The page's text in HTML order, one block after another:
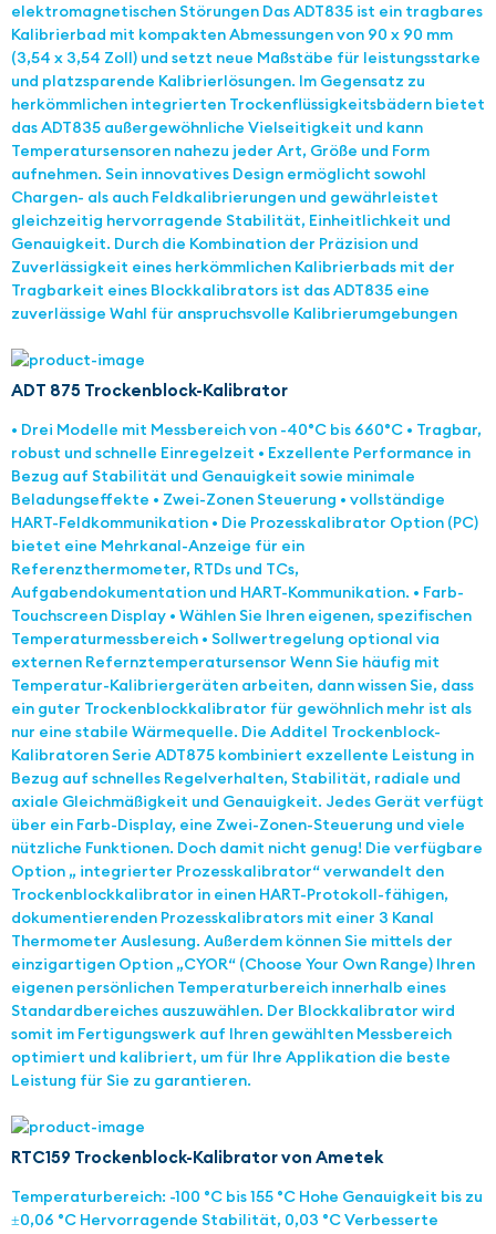
elektromagnetischen Störungen Das ADT835 ist ein tragbares
Kalibrierbad mit kompakten Abmessungen von 90 x 90 mm
(3,54 x 3,54 Zoll) und setzt neue Maßstäbe für leistungsstarke
und platzsparende Kalibrierlösungen. Im Gegensatz zu
herkömmlichen integrierten Trockenflüssigkeitsbädern bietet
das ADT835 außergewöhnliche Vielseitigkeit und kann
Temperatursensoren nahezu jeder Art, Größe und Form
aufnehmen. Sein innovatives Design ermöglicht sowohl
Chargen- als auch Feldkalibrierungen und gewährleistet
gleichzeitig hervorragende Stabilität, Einheitlichkeit und
Genauigkeit. Durch die Kombination der Präzision und
Zuverlässigkeit eines herkömmlichen Kalibrierbads mit der
Tragbarkeit eines Blockkalibrators ist das ADT835 eine
zuverlässige Wahl für anspruchsvolle Kalibrierumgebungen
ADT 875 Trockenblock-Kalibrator
• Drei Modelle mit Messbereich von -40°C bis 660°C • Tragbar,
robust und schnelle Einregelzeit • Exzellente Performance in
Bezug auf Stabilität und Genauigkeit sowie minimale
Beladungseffekte • Zwei-Zonen Steuerung • vollständige
HART-Feldkommunikation • Die Prozesskalibrator Option (PC)
bietet eine Mehrkanal-Anzeige für ein
Referenzthermometer, RTDs und TCs,
Aufgabendokumentation und HART-Kommunikation. • Farb-
Touchscreen Display • Wählen Sie Ihren eigenen, spezifischen
Temperaturmessbereich • Sollwertregelung optional via
externen Refernztemperatursensor Wenn Sie häufig mit
Temperatur-Kalibriergeräten arbeiten, dann wissen Sie, dass
ein guter Trockenblockkalibrator für gewöhnlich mehr ist als
nur eine stabile Wärmequelle. Die Additel Trockenblock-
Kalibratoren Serie ADT875 kombiniert exzellente Leistung in
Bezug auf schnelles Regelverhalten, Stabilität, radiale und
axiale Gleichmäßigkeit und Genauigkeit. Jedes Gerät verfügt
über ein Farb-Display, eine Zwei-Zonen-Steuerung und viele
nützliche Funktionen. Doch damit nicht genug! Die verfügbare
Option „ integrierter Prozesskalibrator“ verwandelt den
Trockenblockkalibrator in einen HART-Protokoll-fähigen,
dokumentierenden Prozesskalibrators mit einer 3 Kanal
Thermometer Auslesung. Außerdem können Sie mittels der
einzigartigen Option „CYOR“ (Choose Your Own Range) Ihren
eigenen persönlichen Temperaturbereich innerhalb eines
Standardbereiches auszuwählen. Der Blockkalibrator wird
somit im Fertigungswerk auf Ihren gewählten Messbereich
optimiert und kalibriert, um für Ihre Applikation die beste
Leistung für Sie zu garantieren.
RTC159 Trockenblock-Kalibrator von Ametek
Temperaturbereich: -100 °C bis 155 °C Hohe Genauigkeit bis zu
±0,06 °C Hervorragende Stabilität, 0,03 °C Verbesserte